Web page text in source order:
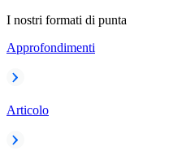
I nostri formati di punta
Approfondimenti
Articolo